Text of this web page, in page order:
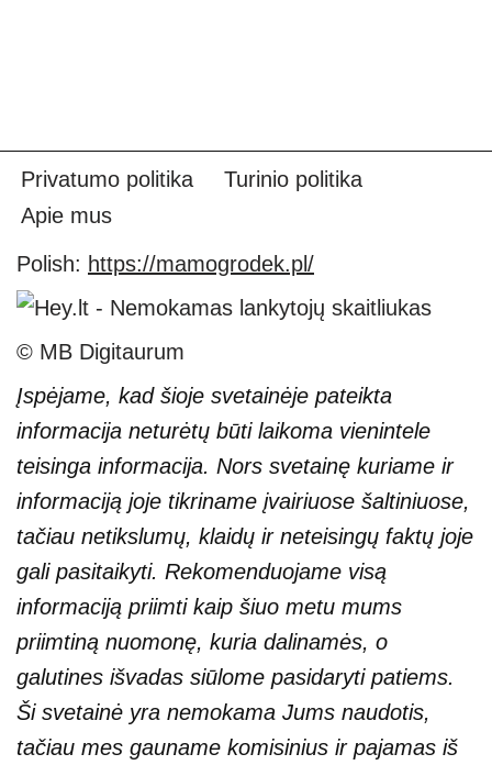
Privatumo politika
Turinio politika
Apie mus
Polish: https://mamogrodek.pl/
© MB Digitaurum
Įspėjame, kad šioje svetainėje pateikta
informacija neturėtų būti laikoma vienintele
teisinga informacija. Nors svetainę kuriame ir
informaciją joje tikriname įvairiuose šaltiniuose,
tačiau netikslumų, klaidų ir neteisingų faktų joje
gali pasitaikyti. Rekomenduojame visą
informaciją priimti kaip šiuo metu mums
priimtiną nuomonę, kuria dalinamės, o
galutines išvadas siūlome pasidaryti patiems.
Ši svetainė yra nemokama Jums naudotis,
tačiau mes gauname komisinius ir pajamas iš